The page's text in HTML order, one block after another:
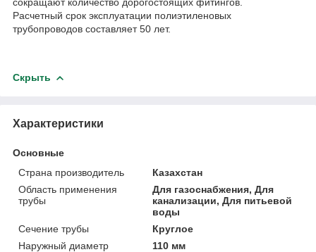
Расчетный срок эксплуатации полиэтиленовых
трубопроводов составляет 50 лет.
Скрыть
Характеристики
Основные
Страна производитель
Казахстан
Область применения
трубы
Для газоснабжения, Для
канализации, Для питьевой
воды
Сечение трубы
Круглое
Наружный диаметр
110 мм